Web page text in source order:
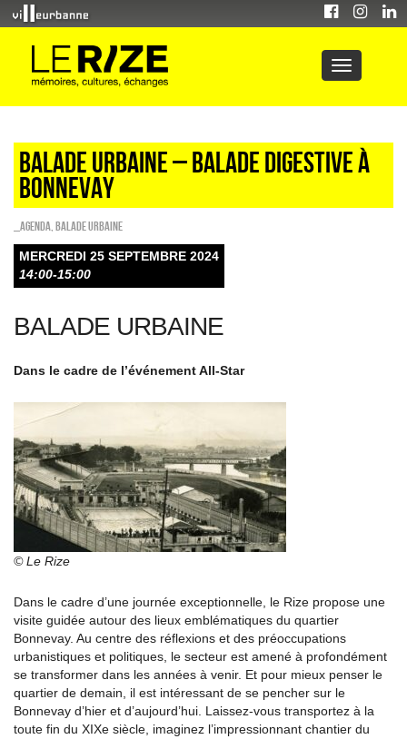
BALADE URBAINE – BALADE DIGESTIVE À
BONNEVAY
_Agenda Balade urbaine
MERCREDI 25 SEPTEMBRE 2024
14:00-15:00
BALADE URBAINE
Dans le cadre de l’événement All-Star
© Le Rize
Dans le cadre d’une journée exceptionnelle, le Rize propose une
visite guidée autour des lieux emblématiques du quartier
Bonnevay. Au centre des réflexions et des préoccupations
urbanistiques et politiques, le secteur est amené à profondément
se transformer dans les années à venir. Et pour mieux penser le
quartier de demain, il est intéressant de se pencher sur le
Bonnevay d’hier et d’aujourd’hui. Laissez-vous transportez à la
toute fin du XIXe siècle, imaginez l’impressionnant chantier du